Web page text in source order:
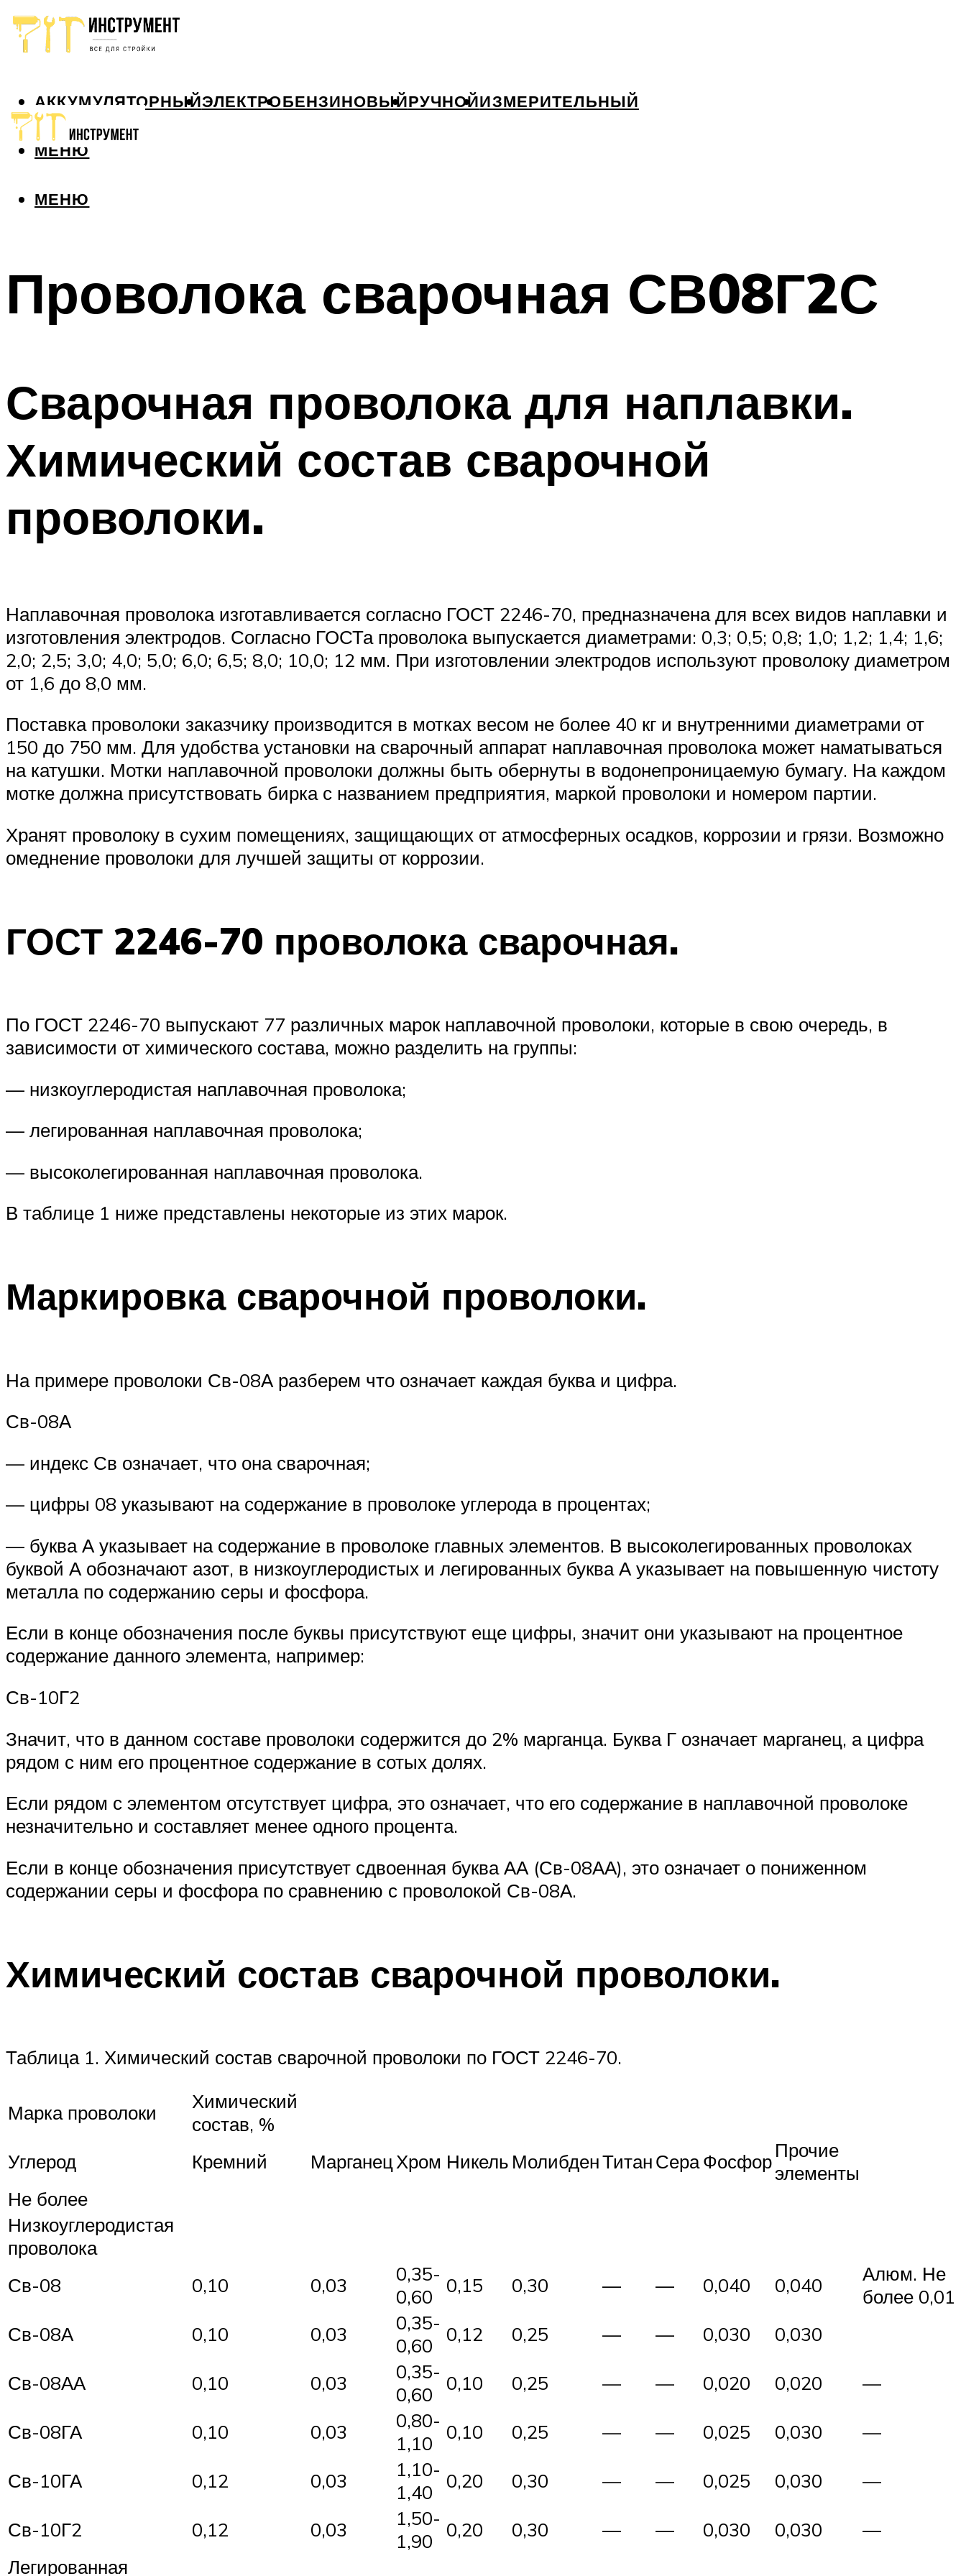
АККУМУЛЯТОРНЫЙЭЛЕКТРОБЕНЗИНОВЫЙРУЧНОЙИЗМЕРИТЕЛЬНЫЙ
МЕНЮ
МЕНЮ
Проволока сварочная СВ08Г2С
Сварочная проволока для наплавки.
Химический состав сварочной
проволоки.
Наплавочная проволока изготавливается согласно ГОСТ 2246-70, предназначена для всех видов наплавки и
изготовления электродов. Согласно ГОСТа проволока выпускается диаметрами: 0,3; 0,5; 0,8; 1,0; 1,2; 1,4; 1,6;
2,0; 2,5; 3,0; 4,0; 5,0; 6,0; 6,5; 8,0; 10,0; 12 мм. При изготовлении электродов используют проволоку диаметром
от 1,6 до 8,0 мм.
Поставка проволоки заказчику производится в мотках весом не более 40 кг и внутренними диаметрами от
150 до 750 мм. Для удобства установки на сварочный аппарат наплавочная проволока может наматываться
на катушки. Мотки наплавочной проволоки должны быть обернуты в водонепроницаемую бумагу. На каждом
мотке должна присутствовать бирка с названием предприятия, маркой проволоки и номером партии.
Хранят проволоку в сухим помещениях, защищающих от атмосферных осадков, коррозии и грязи. Возможно
омеднение проволоки для лучшей защиты от коррозии.
ГОСТ 2246-70 проволока сварочная.
По ГОСТ 2246-70 выпускают 77 различных марок наплавочной проволоки, которые в свою очередь, в
зависимости от химического состава, можно разделить на группы:
— низкоуглеродистая наплавочная проволока;
— легированная наплавочная проволока;
— высоколегированная наплавочная проволока.
В таблице 1 ниже представлены некоторые из этих марок.
Маркировка сварочной проволоки.
На примере проволоки Св-08А разберем что означает каждая буква и цифра.
Св-08А
— индекс Св означает, что она сварочная;
— цифры 08 указывают на содержание в проволоке углерода в процентах;
— буква А указывает на содержание в проволоке главных элементов. В высоколегированных проволоках
буквой А обозначают азот, в низкоуглеродистых и легированных буква А указывает на повышенную чистоту
металла по содержанию серы и фосфора.
Если в конце обозначения после буквы присутствуют еще цифры, значит они указывают на процентное
содержание данного элемента, например:
Св-10Г2
Значит, что в данном составе проволоки содержится до 2% марганца. Буква Г означает марганец, а цифра
рядом с ним его процентное содержание в сотых долях.
Если рядом с элементом отсутствует цифра, это означает, что его содержание в наплавочной проволоке
незначительно и составляет менее одного процента.
Если в конце обозначения присутствует сдвоенная буква АА (Св-08АА), это означает о пониженном
содержании серы и фосфора по сравнению с проволокой Св-08А.
Химический состав сварочной проволоки.
Таблица 1. Химический состав сварочной проволоки по ГОСТ 2246-70.
Марка проволоки
Химический
состав, %
Углерод
Кремний МарганецХром Никель МолибденТитанСераФосфорПрочие
элементы
Не более
Низкоуглеродистая
проволока
Св-08
0,10 0,03
0,35-
0,60
0,15 0,30 — — 0,040 0,040
Алюм. Не
более 0,01
Св-08А
0,10 0,03
0,35-
0,60
0,12 0,25 — — 0,030 0,030
Св-08АА 0,10 0,03
0,35-
0,60
0,10 0,25 — — 0,020 0,020 —
Св-08ГА 0,10 0,03
0,80-
1,10
0,10 0,25 — — 0,025 0,030 —
Св-10ГА 0,12 0,03
1,10-
1,40
0,20 0,30 — — 0,025 0,030 —
Св-10Г2 0,12 0,03
1,50-
1,90
0,20 0,30 — — 0,030 0,030
—
Легированная